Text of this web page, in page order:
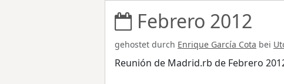
Febrero 2012
gehostet durch Enrique García Cota bei
Reunión de Madrid.rb de Febrero